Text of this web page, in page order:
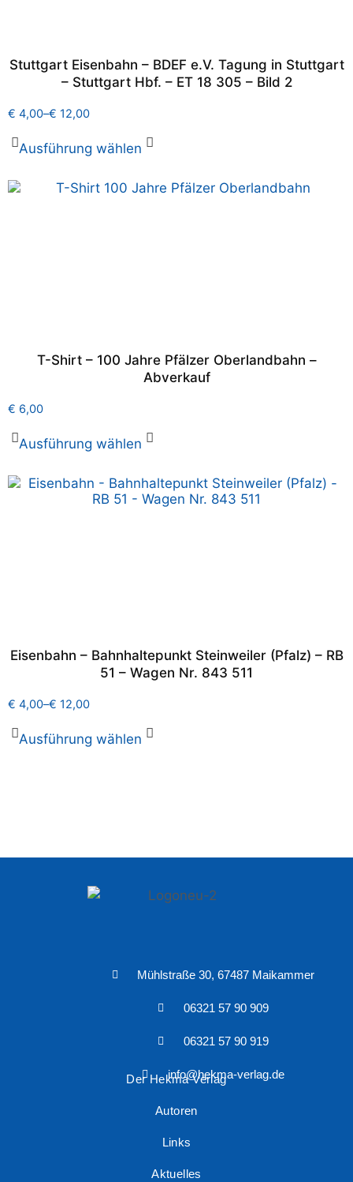
Stuttgart Eisenbahn – BDEF e.V. Tagung in Stuttgart
– Stuttgart Hbf. – ET 18 305 – Bild 2
€ 4,00–€ 12,00
Ausführung wählen
T-Shirt – 100 Jahre Pfälzer Oberlandbahn –
Abverkauf
€ 6,00
Ausführung wählen
Eisenbahn – Bahnhaltepunkt Steinweiler (Pfalz) – RB
51 – Wagen Nr. 843 511
€ 4,00–€ 12,00
Ausführung wählen
Mühlstraße 30, 67487 Maikammer
06321 57 90 909
06321 57 90 919
info@hekma-verlag.de
Der Hekma Verlag
Autoren
Links
Aktuelles